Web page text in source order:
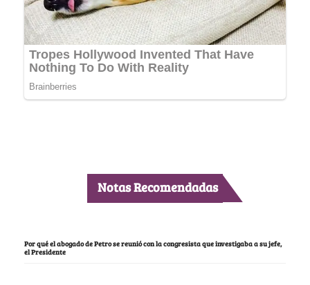
Notas Recomendadas
Por qué el abogado de Petro se reunió con la congresista que investigaba a su jefe,
el Presidente